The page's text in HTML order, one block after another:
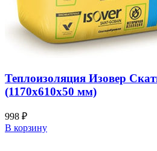
Теплоизоляция Изовер
(1170х610х50 мм)
998 ₽
В корзину